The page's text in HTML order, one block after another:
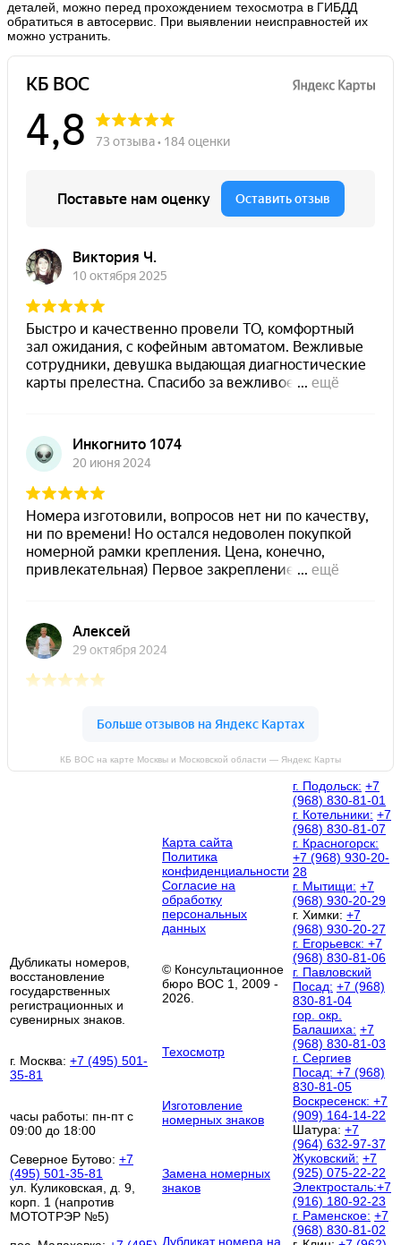
деталей, можно перед прохождением техосмотра в ГИБДД
обратиться в автосервис. При выявлении неисправностей их
можно устранить.
КБ ВОС на карте Москвы и Московской области — Яндекс Карты
Дубликаты номеров,
восстановление
государственных
регистрационных и
сувенирных знаков.
г. Москва: +7 (495) 501-
35-81
часы работы: пн-пт с
09:00 до 18:00
Северное Бутово: +7
(495) 501-35-81
ул. Куликовская, д. 9,
корп. 1 (напротив
МОТОТРЭР №5)
Карта сайта
Политика
конфиденциальности
Согласие на
обработку
персональных
данных
© Консультационное
бюро ВОС 1, 2009 -
2026.
Техосмотр
Изготовление
номерных знаков
Замена номерных
знаков
Дубликат номера на
г. Подольск: +7
(968) 830-81-01
г. Котельники: +7
(968) 830-81-07
г. Красногорск:
+7 (968) 930-20-
28
г. Мытищи: +7
(968) 930-20-29
г. Химки: +7
(968) 930-20-27
г. Егорьевск: +7
(968) 830-81-06
г. Павловский
Посад: +7 (968)
830-81-04
гор. окр.
Балашиха: +7
(968) 830-81-03
г. Сергиев
Посад: +7 (968)
830-81-05
Воскресенск: +7
(909) 164-14-22
Шатура: +7
(964) 632-97-37
Жуковский: +7
(925) 075-22-22
Электросталь:+7
(916) 180-92-23
г. Раменское: +7
(968) 830-81-02